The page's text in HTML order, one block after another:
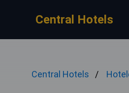
Central Hotels
Central Hotels